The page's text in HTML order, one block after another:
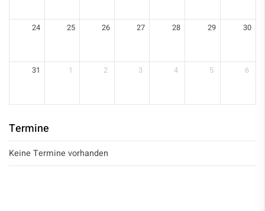
24 25 26 27 28 29 30
31 1 2 3 4 5 6
Termine
Keine Termine vorhanden